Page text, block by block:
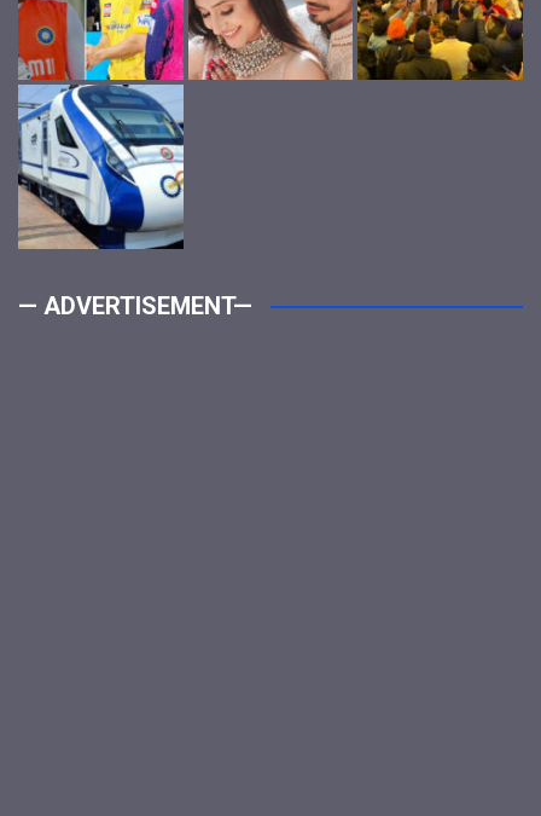
— ADVERTISEMENT—